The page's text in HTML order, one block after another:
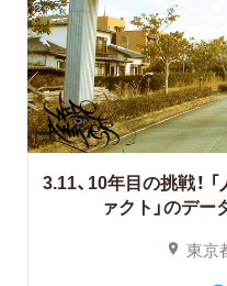
3.11、10年目の挑戦！
ァクト」のデ
東京